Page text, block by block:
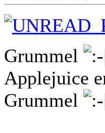
Grummel
Applejuice
Grummel